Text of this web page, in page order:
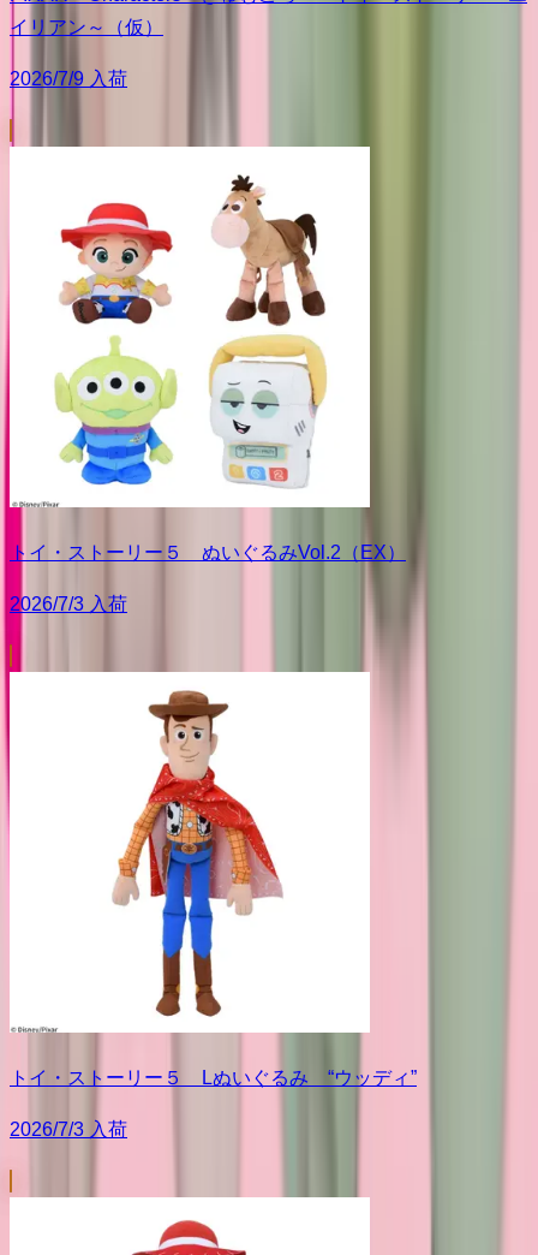
イリアン～（仮）
2026/7/9 入荷
トイ・ストーリー５ ぬいぐるみVol.2（EX）
2026/7/3 入荷
トイ・ストーリー５ Lぬいぐるみ “ウッディ”
2026/7/3 入荷